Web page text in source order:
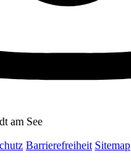
am See
Barrierefreiheit Sitemap